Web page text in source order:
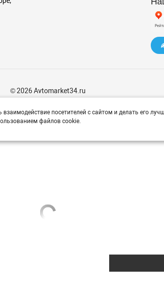
© 2026 Avtomarket34.ru
посетителей с сайтом и делать его
файлов cookie.